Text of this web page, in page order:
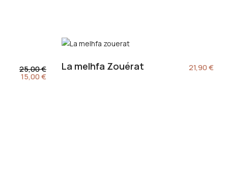
25,00€
15,00€
La melhfa Zouérat 21,90€